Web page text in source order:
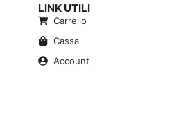
LINK UTILI
Carrello
Cassa
Account